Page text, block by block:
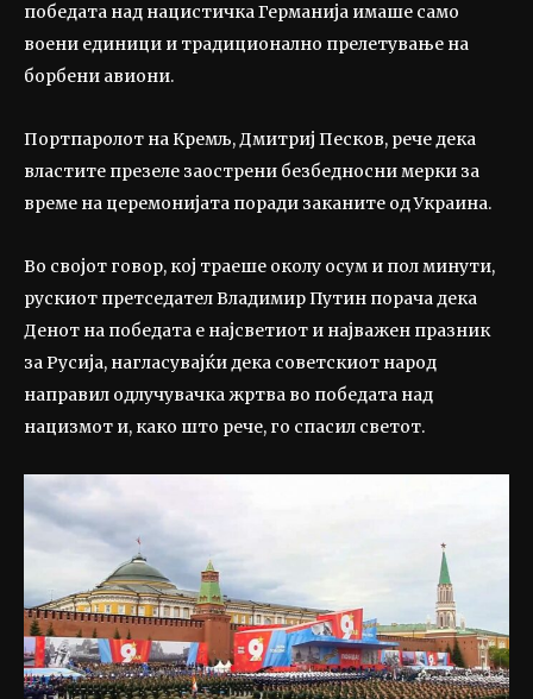
победата над нацистичка Германија имаше само
воени единици и традиционално прелетување на
борбени авиони.
Портпаролот на Кремљ, Дмитриј Песков, рече дека
властите презеле заострени безбедносни мерки за
време на церемонијата поради заканите од Украина.
Во својот говор, кој траеше околу осум и пол минути,
рускиот претседател Владимир Путин порача дека
Денот на победата е најсветиот и најважен празник
за Русија, нагласувајќи дека советскиот народ
направил одлучувачка жртва во победата над
нацизмот и, како што рече, го спасил светот.